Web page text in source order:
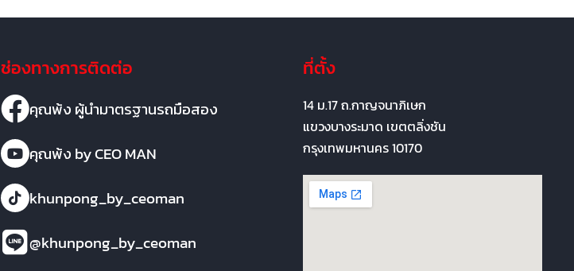
ช่องทางการติดต่อ
คุณพ้ง ผู้นำมาตรฐานรถมือสอง
คุณพ้ง by CEO MAN
khunpong_by_ceoman
@khunpong_by_ceoman
ที่ตั้ง
14 ม.17 ถ.กาญจนาภิเษก
แขวงบางระมาด เขตตลิ่งชัน
กรุงเทพมหานคร 10170